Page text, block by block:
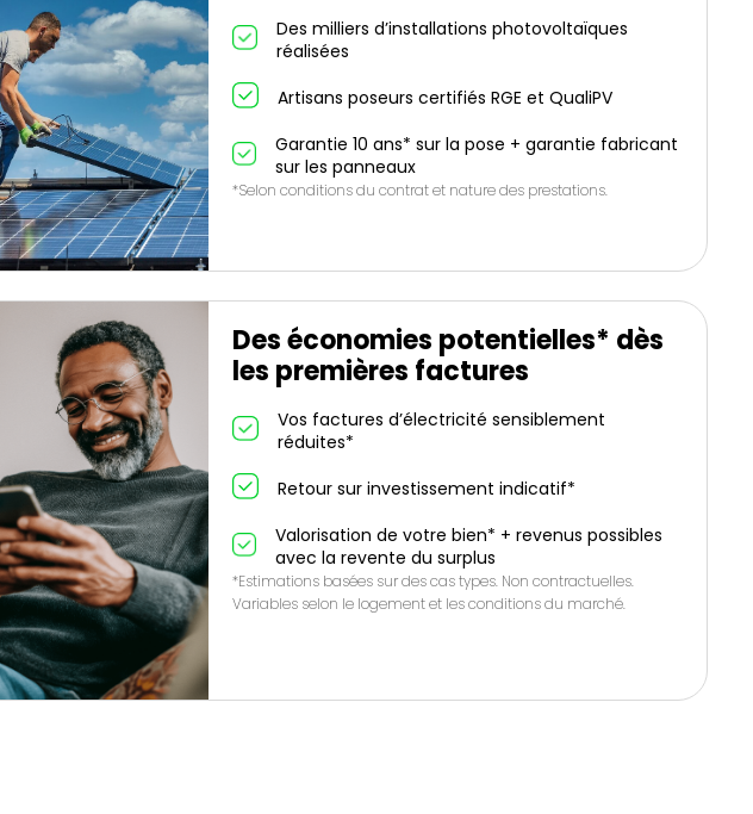
Des milliers d’installations photovoltaïques
réalisées
Artisans poseurs certifiés RGE et QualiPV
Garantie 10 ans* sur la pose + garantie fabricant
sur les panneaux
*Selon conditions du contrat et nature des prestations.
Des économies potentielles* dès
les premières factures
Vos factures d’électricité sensiblement
réduites*
Retour sur investissement indicatif*
Valorisation de votre bien* + revenus possibles
avec la revente du surplus
*Estimations basées sur des cas types. Non contractuelles.
Variables selon le logement et les conditions du marché.